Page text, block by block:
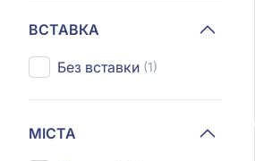
ВСТАВКА
Без вставки (1)
МІСТА